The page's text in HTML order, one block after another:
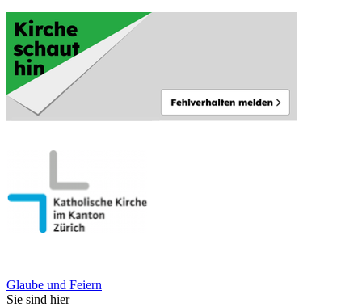
Glaube und Feiern
Sie sind hier